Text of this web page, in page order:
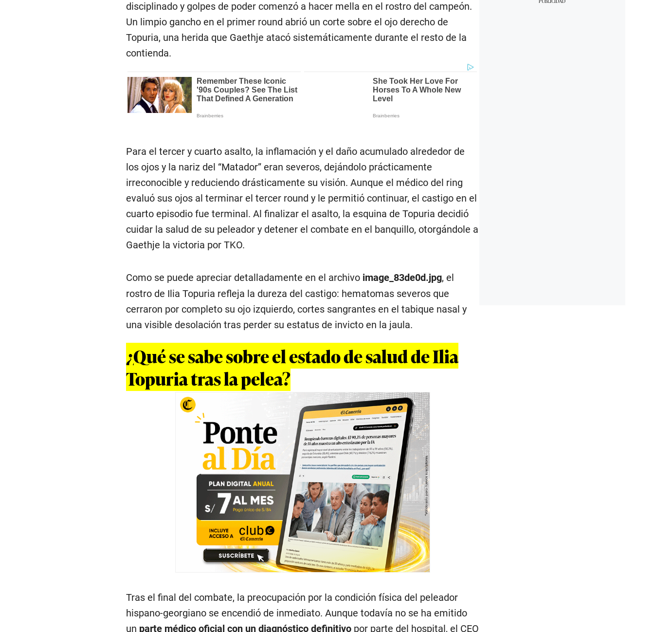
disciplinado y golpes de poder comenzó a hacer mella en el rostro del campeón.
Un limpio gancho en el primer round abrió un corte sobre el ojo derecho de
Topuria, una herida que Gaethje atacó sistemáticamente durante el resto de la
contienda.
Para el tercer y cuarto asalto, la inflamación y el daño acumulado alrededor de
los ojos y la nariz del “Matador” eran severos, dejándolo prácticamente
irreconocible y reduciendo drásticamente su visión. Aunque el médico del ring
evaluó sus ojos al terminar el tercer round y le permitió continuar, el castigo en el
cuarto episodio fue terminal. Al finalizar el asalto, la esquina de Topuria decidió
cuidar la salud de su peleador y detener el combate en el banquillo, otorgándole a
Gaethje la victoria por TKO.
Como se puede apreciar detalladamente en el archivo image_83de0d.jpg, el
rostro de Ilia Topuria refleja la dureza del castigo: hematomas severos que
cerraron por completo su ojo izquierdo, cortes sangrantes en el tabique nasal y
una visible desolación tras perder su estatus de invicto en la jaula.
¿Qué se sabe sobre el estado de salud de Ilia
Topuria tras la pelea?
Tras el final del combate, la preocupación por la condición física del peleador
hispano-georgiano se encendió de inmediato. Aunque todavía no se ha emitido
un parte médico oficial con un diagnóstico definitivopor parte del hospital, el CEO